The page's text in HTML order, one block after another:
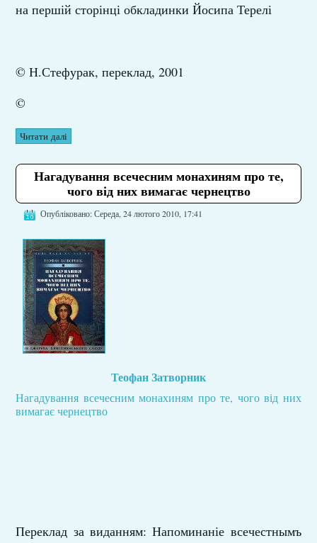
на першій сторінці обкладинки Йосипа Терелі
© Н.Стефурак, переклад, 2001
©
Читати далі
Нагадування всечесним монахиням про те,
чого від них вимагає чернецтво
Опубліковано: Середа, 24 лютого 2010, 17:41
Теофан Затворник
Нагадування всечесним монахиням про те, чого від них
вимагає чернецтво
Переклад за виданням: Напоминаніе всечестнымъ